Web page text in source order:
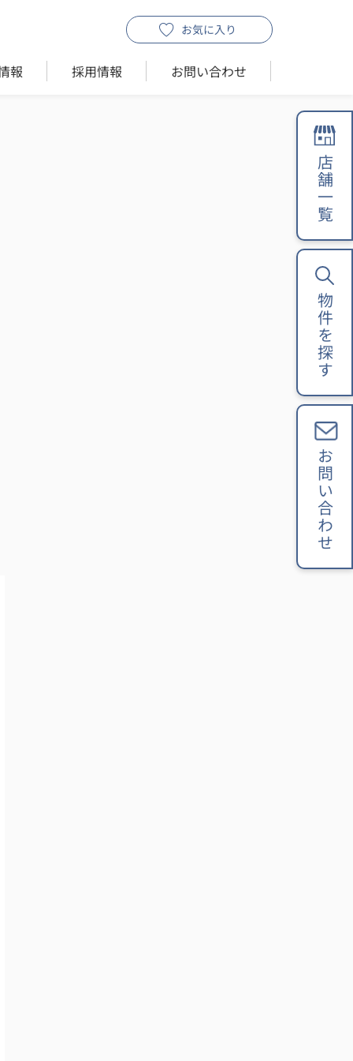
お気に入り
報 採用情報 お問い合わせ
店舗一覧
物件を探す
お問い合わせ